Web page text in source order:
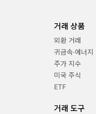
거래 상품
외환 거래
귀금속·에너지
주가 지수
미국 주식
ETF
거래 도구